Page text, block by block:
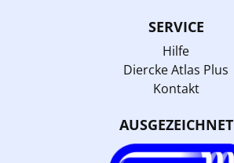
SERVICE
Hilfe
Diercke Atlas Plus
Kontakt
AUSGEZEICHNET